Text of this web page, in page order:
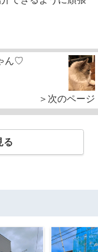
ん♡
＞次のページ
る